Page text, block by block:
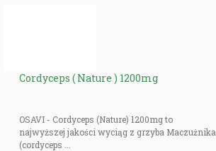
Cordyceps ( Nature ) 1200mg
OSAVI - Cordyceps (Nature) 1200mg to
najwyższej jakości wyciąg z grzyba Maczużnika
(cordyceps ...